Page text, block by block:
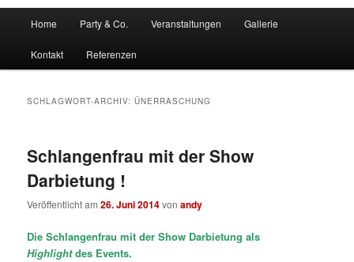
Home Party & Co. Veranstaltungen Gallerie
Kontakt Referenzen
SCHLAGWORT-ARCHIV:ÜNERRASCHUNG
Schlangenfrau mit der Show
Darbietung !
Veröffentlicht am26. Juni 2014vonandy
Die Schlangenfrau mit der Show Darbietung als
Highlightdes Events.